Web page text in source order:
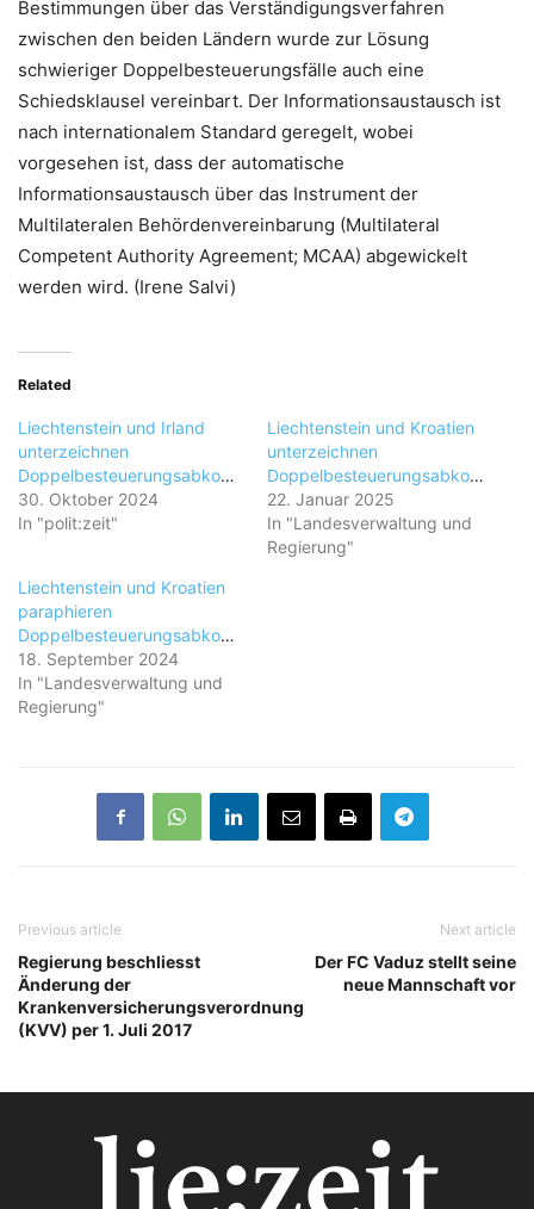
Bestimmungen über das Verständigungsverfahren
zwischen den beiden Ländern wurde zur Lösung
schwieriger Doppelbesteuerungsfälle auch eine
Schiedsklausel vereinbart. Der Informationsaustausch ist
nach internationalem Standard geregelt, wobei
vorgesehen ist, dass der automatische
Informationsaustausch über das Instrument der
Multilateralen Behördenvereinbarung (Multilateral
Competent Authority Agreement; MCAA) abgewickelt
werden wird. (Irene Salvi)
Related
Liechtenstein und Irland
unterzeichnen
Doppelbesteuerungsabkommen
30. Oktober 2024
In "polit:zeit"
Liechtenstein und Kroatien
unterzeichnen
Doppelbesteuerungsabkommen
22. Januar 2025
In "Landesverwaltung und
Regierung"
Liechtenstein und Kroatien
paraphieren
Doppelbesteuerungsabkommen
18. September 2024
In "Landesverwaltung und
Regierung"
Previous article
Regierung beschliesst
Änderung der
Krankenversicherungsverordnung
(KVV) per 1. Juli 2017
Next article
Der FC Vaduz stellt seine
neue Mannschaft vor